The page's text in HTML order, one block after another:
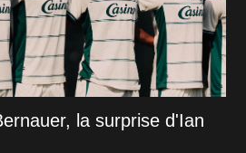
la surprise d'Ian